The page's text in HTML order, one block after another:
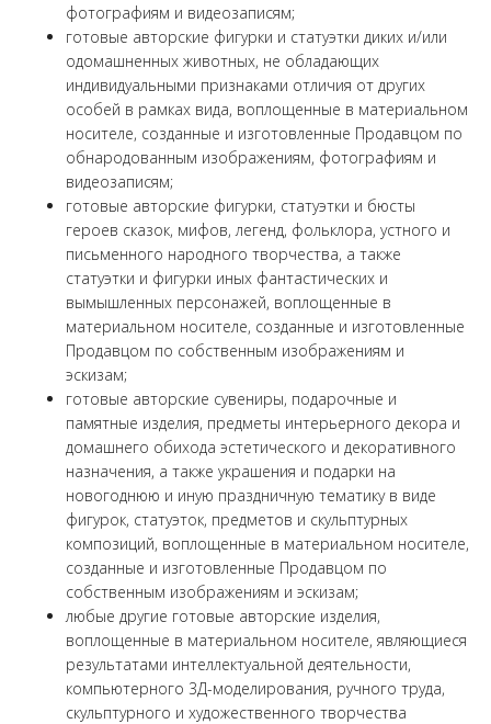
фотографиям и видеозаписям;
готовые авторские фигурки и статуэтки диких и/или
одомашненных животных, не обладающих
индивидуальными признаками отличия от других
особей в рамках вида, воплощенные в материальном
носителе, созданные и изготовленные Продавцом по
обнародованным изображениям, фотографиям и
видеозаписям;
готовые авторские фигурки, статуэтки и бюсты
героев сказок, мифов, легенд, фольклора, устного и
письменного народного творчества, а также
статуэтки и фигурки иных фантастических и
вымышленных персонажей, воплощенные в
материальном носителе, созданные и изготовленные
Продавцом по собственным изображениям и
эскизам;
готовые авторские сувениры, подарочные и
памятные изделия, предметы интерьерного декора и
домашнего обихода эстетического и декоративного
назначения, а также украшения и подарки на
новогоднюю и иную праздничную тематику в виде
фигурок, статуэток, предметов и скульптурных
композиций, воплощенные в материальном носителе,
созданные и изготовленные Продавцом по
собственным изображениям и эскизам;
любые другие готовые авторские изделия,
воплощенные в материальном носителе, являющиеся
результатами интеллектуальной деятельности,
компьютерного 3Д-моделирования, ручного труда,
скульптурного и художественного творчества